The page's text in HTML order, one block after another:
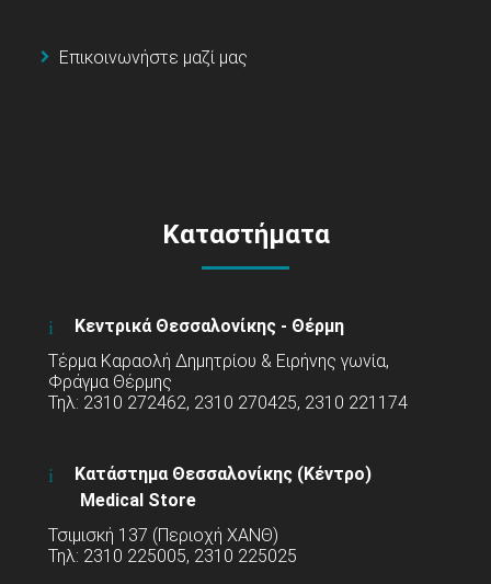
Επικοινωνήστε μαζί μας
Καταστήματα
Κεντρικά Θεσσαλονίκης - Θέρμη
Τέρμα Καραολή Δημητρίου & Ειρήνης γωνία,
Φράγμα Θέρμης
Τηλ: 2310 272462, 2310 270425, 2310 221174
Κατάστημα Θεσσαλονίκης (Κέντρο)
Medical Store
Τσιμισκή 137 (Περιοχή ΧΑΝΘ)
Τηλ: 2310 225005, 2310 225025